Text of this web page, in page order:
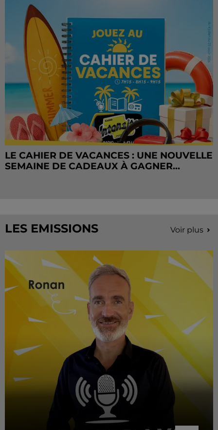
LE CAHIER DE VACANCES : UNE NOUVELLE
SEMAINE DE CADEAUX À GAGNER...
LES EMISSIONS Voir plus